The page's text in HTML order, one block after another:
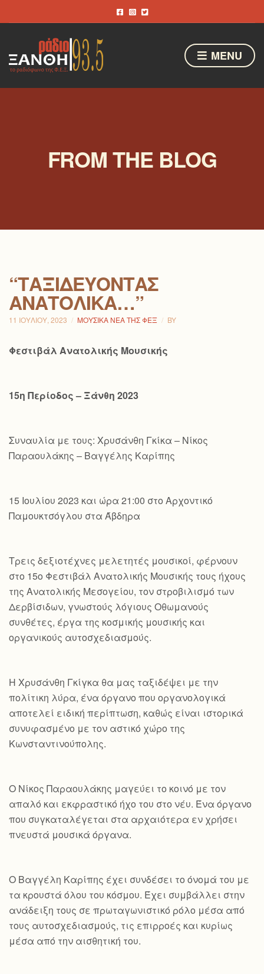
MENU
FROM THE BLOG
“ΤΑΞΙΔΕΎΟΝΤΑΣ
ΑΝΑΤΟΛΙΚΆ…”
11 ΙΟΥΛΊΟΥ, 2023 ΜΟΥΣΙΚΆ ΝΈΑ ΤΗΣ ΦΕΞ BY
Φεστιβάλ Ανατολικής Μουσικής
15η Περίοδος – Ξάνθη 2023
Συναυλία με τους: Χρυσάνθη Γκίκα – Νίκος
Παραουλάκης – Βαγγέλης Καρίπης
15 Ιουλίου 2023 και ώρα 21:00 στο Αρχοντικό
Παμουκτσόγλου στα Άβδηρα
Τρεις δεξιοτέχνες μελετητές μουσικοί, φέρνουν
στο 15ο Φεστιβάλ Ανατολικής Μουσικής τους ήχους
της Ανατολικής Μεσογείου, τον στροβιλισμό των
Δερβίσιδων, γνωστούς λόγιους Οθωμανούς
συνθέτες, έργα της κοσμικής μουσικής και
οργανικούς αυτοσχεδιασμούς.
Η Χρυσάνθη Γκίγκα θα μας ταξιδέψει με την
πολίτικη λύρα, ένα όργανο που οργανολογικά
αποτελεί ειδική περίπτωση, καθώς είναι ιστορικά
συνυφασμένο με τον αστικό χώρο της
Κωνσταντινούπολης.
Ο Νίκος Παραουλάκης μαγεύει το κοινό με τον
απαλό και εκφραστικό ήχο του στο νέυ. Ένα όργανο
που συγκαταλέγεται στα αρχαιότερα εν χρήσει
πνευστά μουσικά όργανα.
Ο Βαγγέλη Καρίπης έχει συνδέσει το όνομά του με
τα κρουστά όλου του κόσμου. Έχει συμβάλλει στην
ανάδειξη τους σε πρωταγωνιστικό ρόλο μέσα από
τους αυτοσχεδιασμούς, τις επιρροές και κυρίως
μέσα από την αισθητική του.